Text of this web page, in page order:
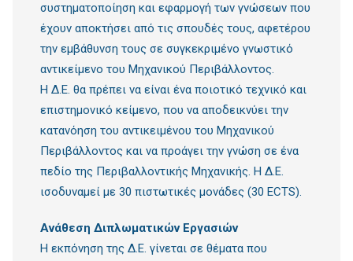
συστηματοποίηση και εφαρμογή των γνώσεων που
έχουν αποκτήσει από τις σπουδές τους, αφετέρου
την εμβάθυνση τους σε συγκεκριμένο γνωστικό
αντικείμενο του Μηχανικού Περιβάλλοντος.
Η Δ.Ε. θα πρέπει να είναι ένα ποιοτικό τεχνικό και
επιστημονικό κείμενο, που να αποδεικνύει την
κατανόηση του αντικειμένου του Μηχανικού
Περιβάλλοντος και να προάγει την γνώση σε ένα
πεδίο της Περιβαλλοντικής Μηχανικής. Η Δ.Ε.
ισοδυναμεί με 30 πιστωτικές μονάδες (30 ECTS).
Ανάθεση Διπλωματικών Εργασιών
Η εκπόνηση της Δ.Ε. γίνεται σε θέματα που